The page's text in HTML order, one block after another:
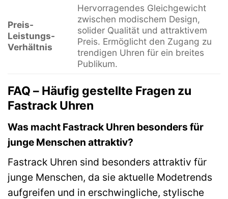
Preis-
Leistungs-
Verhältnis
Hervorragendes Gleichgewicht
zwischen modischem Design,
solider Qualität und attraktivem
Preis. Ermöglicht den Zugang zu
trendigen Uhren für ein breites
Publikum.
FAQ – Häufig gestellte Fragen zu
Fastrack Uhren
Was macht Fastrack Uhren besonders für
junge Menschen attraktiv?
Fastrack Uhren sind besonders attraktiv für
junge Menschen, da sie aktuelle Modetrends
aufgreifen und in erschwingliche, stylische